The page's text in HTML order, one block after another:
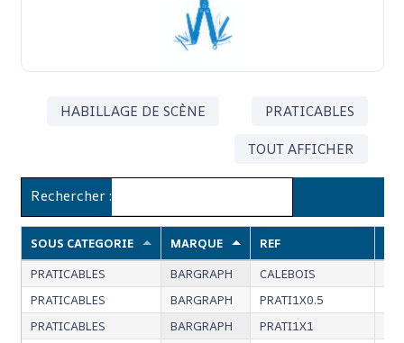
HABILLAGE DE SCÈNE
PRATICABLES
TOUT AFFICHER
Rechercher :
SOUS CATEGORIE MARQUE REF
PRATICABLES
BARGRAPH CALEBOIS
PRATICABLES
BARGRAPH PRATI1X0.5
PRATICABLES
BARGRAPH PRATI1X1